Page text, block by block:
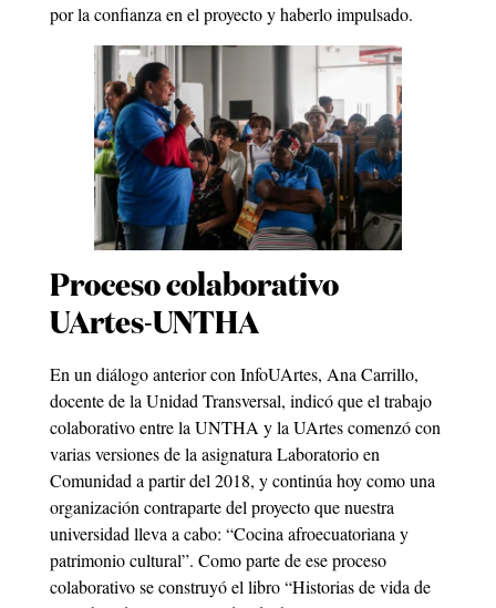
por la confianza en el proyecto y haberlo impulsado.
Proceso colaborativo
UArtes-UNTHA
En un diálogo anterior con InfoUArtes, Ana Carrillo,
docente de la Unidad Transversal, indicó que el trabajo
colaborativo entre la UNTHA y la UArtes comenzó con
varias versiones de la asignatura Laboratorio en
Comunidad a partir del 2018, y continúa hoy como una
organización contraparte del proyecto que nuestra
universidad lleva a cabo: “Cocina afroecuatoriana y
patrimonio cultural”. Como parte de ese proceso
colaborativo se construyó el libro “Historias de vida de